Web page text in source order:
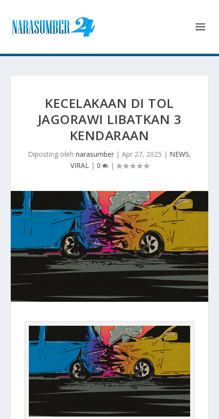
KECELAKAAN DI TOL
JAGORAWI LIBATKAN 3
KENDARAAN
Diposting oleh narasumber | Apr 27, 2025 | NEWS,
VIRAL | 0 |